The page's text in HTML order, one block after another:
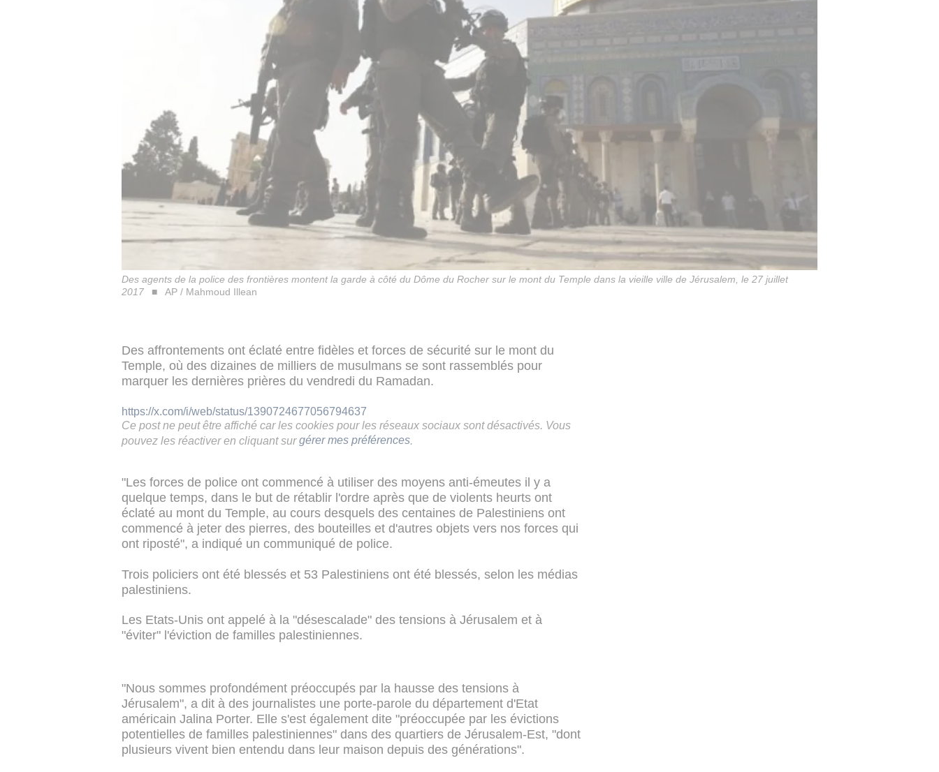
Des agents de la police des frontières montent la garde à côté du Dôme du Rocher sur le mont du Temple dans la vieille ville de Jérusalem, le 27 juillet
2017
AP / Mahmoud Illean
Des affrontements ont éclaté entre fidèles et forces de sécurité sur le mont du
Temple, où des dizaines de milliers de musulmans se sont rassemblés pour
marquer les dernières prières du vendredi du Ramadan.
https://x.com/i/web/status/1390724677056794637
Ce post ne peut être affiché car les cookies pour les réseaux sociaux sont désactivés. Vous
pouvez les réactiver en cliquant sur gérer mes préférences
"Les forces de police ont commencé à utiliser des moyens anti-émeutes il y a
quelque temps, dans le but de rétablir l'ordre après que de violents heurts ont
éclaté au mont du Temple, au cours desquels des centaines de Palestiniens ont
commencé à jeter des pierres, des bouteilles et d'autres objets vers nos forces qui
ont riposté", a indiqué un communiqué de police.
Trois policiers ont été blessés et 53 Palestiniens ont été blessés, selon les médias
palestiniens.
Les Etats-Unis ont appelé à la "désescalade" des tensions à Jérusalem et à
"éviter" l'éviction de familles palestiniennes.
"Nous sommes profondément préoccupés par la hausse des tensions à
Jérusalem", a dit à des journalistes une porte-parole du département d'Etat
américain Jalina Porter. Elle s'est également dite "préoccupée par les évictions
potentielles de familles palestiniennes" dans des quartiers de Jérusalem-Est, "dont
plusieurs vivent bien entendu dans leur maison depuis des générations".